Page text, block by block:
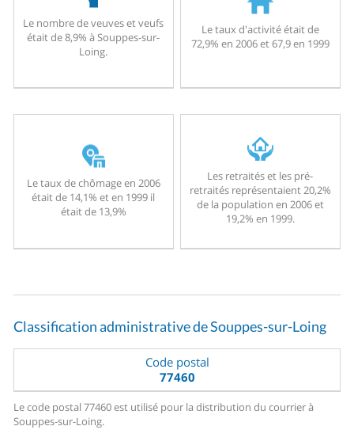
Le nombre de veuves et veufs
était de 8,9% à Souppes-sur-
Loing.
Le taux d'activité était de
72,9% en 2006 et 67,9 en 1999
Le taux de chômage en 2006
était de 14,1% et en 1999 il
était de 13,9%
Les retraités et les pré-
retraités représentaient 20,2%
de la population en 2006 et
19,2% en 1999.
Classification administrative de Souppes-sur-Loing
Code postal
77460
Le code postal 77460 est utilisé pour la distribution du courrier à
Souppes-sur-Loing.